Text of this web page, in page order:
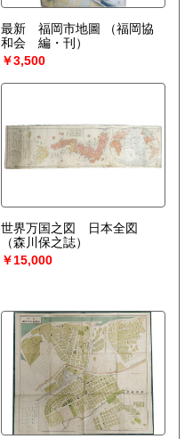
最新 福岡市地圖
（福岡協
和会 編・刊）
￥3,500
世界万国之図 日本全図
（森川保之誌）
￥15,000